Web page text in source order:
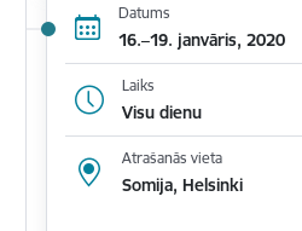
Datums
16.–19. janvāris, 2020
Laiks
Visu dienu
Atrašanās vieta
Somija, Helsinki